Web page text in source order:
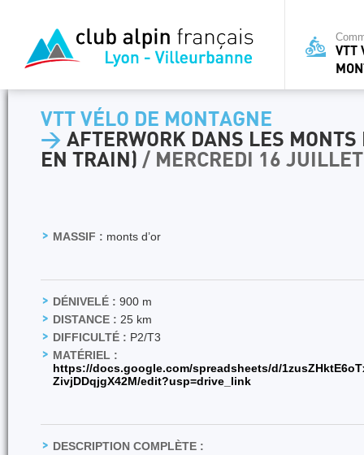
VTT
VTT VÉLO DE MONTAGNE
> AFTERWORK DANS LES MONTS
EN TRAIN) / MERCREDI 16
MASSIF : monts d’or
DÉNIVELÉ : 900 m
DISTANCE : 25 km
DIFFICULTÉ : P2/T3
MATÉRIEL :
https://docs.google.com/spreadsheets/d/
ZivjDDqjgX42M/edit?usp=drive_link
DESCRIPTION COMPLÈTE :